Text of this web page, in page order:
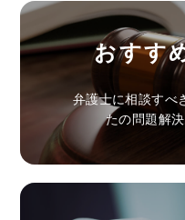
おすす
弁護士に相談すべ
たの問題解